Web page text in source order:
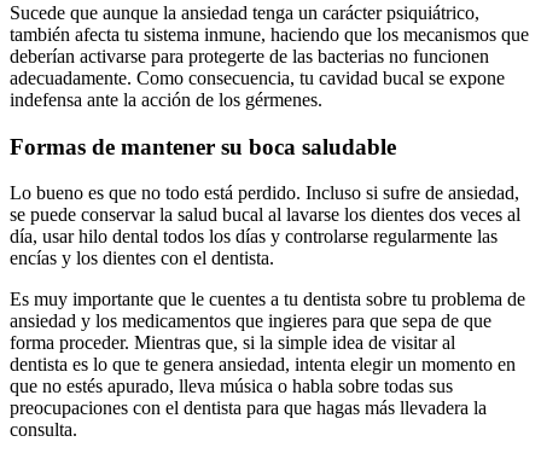
Sucede que aunque la ansiedad tenga un carácter psiquiátrico,
también afecta tu sistema inmune, haciendo que los mecanismos que
deberían activarse para protegerte de las bacterias no funcionen
adecuadamente. Como consecuencia, tu cavidad bucal se expone
indefensa ante la acción de los gérmenes.
Formas de mantener su boca saludable
Lo bueno es que no todo está perdido. Incluso si sufre de ansiedad,
se puede conservar la salud bucal al lavarse los dientes dos veces al
día, usar hilo dental todos los días y controlarse regularmente las
encías y los dientes con el dentista.
Es muy importante que le cuentes a tu dentista sobre tu problema de
ansiedad y los medicamentos que ingieres para que sepa de que
forma proceder. Mientras que, si la simple idea de visitar al
dentista es lo que te genera ansiedad, intenta elegir un momento en
que no estés apurado, lleva música o habla sobre todas sus
preocupaciones con el dentista para que hagas más llevadera la
consulta.